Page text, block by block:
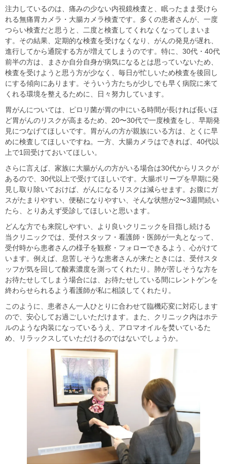
注力しているのは、痛みの少ない内視鏡検査と、眠ったまま受けら
れる無痛胃カメラ・大腸カメラ検査です。多くの患者さんが、一度
つらい検査だと思うと、二度と検査してくれなくなってしまいま
す。その結果、定期的な検査を受けなくなり、がんの発見が遅れ、
進行してから通院する方が増えてしまうのです。特に、30代・40代
前半の方は、まさか自分自身が病気になるとは思っていないため、
検査を受けようと思う方が少なく、毎日が忙しいため検査を後回し
にする傾向にあります。そういう方たちが少しでも早く病院に来て
くれる環境を整えるために、日々努力しています。
胃がんについては、ピロリ菌が胃の中にいる時間が長ければ長いほ
ど胃がんのリスクが高まるため、20〜30代で一度検査をし、早期発
見につなげてほしいです。胃がんの方が親族にいる方は、とくに早
めに検査してほしいですね。一方、大腸カメラはできれば、40代以
上で1回受けておいてほしい。
さらに言えば、家族に大腸がんの方がいる場合は30代からリスクが
あるので、30代以上で受けてほしいです。大腸ポリープを早期に発
見し取り除いておけば、がんになるリスクは減らせます。お腹にガ
スがたまりやすい、便秘になりやすい、そんな状態が2〜3週間続い
たら、とりあえず受診してほしいと思います。
どんな方でも来院しやすい、より良いクリニックを目指し続ける
当クリニックでは、受付スタッフ・看護師・医師が一丸となって、
受付時から患者さんの様子を観察・フォローできるよう、心がけて
います。例えば、息苦しそうな患者さんが来たときには、受付スタ
ッフが気を回して酸素濃度を測ってくれたり。肺が苦しそうな方を
お待たせしてしまう場合には、お待たせしている間にレントゲンを
終わらせられるよう看護師が私に相談してくれたり。
このように、患者さん一人ひとりに合わせて臨機応変に対応します
ので、安心してお過ごしいただけます。また、クリニック内はホテ
ルのような内装になっているうえ、アロマオイルを焚いているた
め、リラックスしていただけるのではないでしょうか。